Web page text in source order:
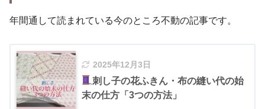
年間通して読まれている今のところ不動の記事です。
2025年12月3日
刺し子の花ふきん・布の縫い代の始
末の仕方「3つの方法」